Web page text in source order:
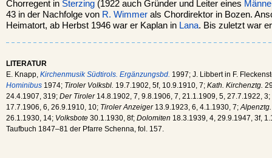
Chorregent in Sterzing (1922 auch Gründer und Leiter eines
43 in der Nachfolge von R. Wimmer als Chordirektor in Bozen.
Heimatort, ab Herbst 1946 war er Kaplan in Lana. Bis zuletzt war
LITERATUR
E. Knapp, Kirchenmusik Südtirols. Ergänzungsbd. 1997; J. Libbert in F.
Hominibus 1974; Tiroler Volksbl. 19.7.1902, 5f, 10.9.1910, 7; Kath. Kirchenztg.
24.4.1907, 319; Der Tiroler14.8.1902, 7, 9.8.1906, 7, 21.1.1909, 5, 27.7.1922, 3;
17.7.1906, 6, 26.9.1910, 10; Tiroler Anzeiger13.9.1923, 6, 4.1.1930, 7;Alpenztg.
26.1.1930, 14; Volksbote 30.1.1930, 8f; Dolomiten 18.3.1939, 4, 29.9.1947, 3f,
Taufbuch 1847–81 der Pfarre Schenna, fol. 157.